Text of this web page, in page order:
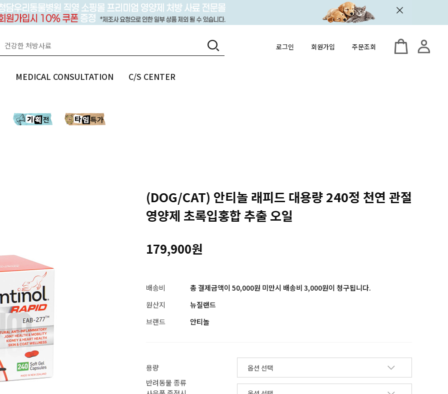
로그인 회원가입 주문조회
MEDICAL CONSULTATION C/S CENTER
(DOG/CAT) 안티놀 래피드 대용량 240정 천연 관절
영양제 초록입홍합 추출 오일
179,900원
배송비
총 결제금액이 50,000원 미만시 배송비 3,000원이 청구됩니다.
원산지
뉴질랜드
브랜드
안티놀
용량
반려동물 종류